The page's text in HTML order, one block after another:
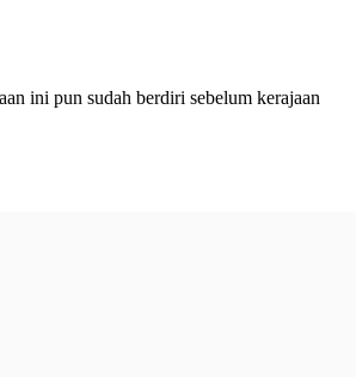
ini pun sudah berdiri sebelum kerajaan